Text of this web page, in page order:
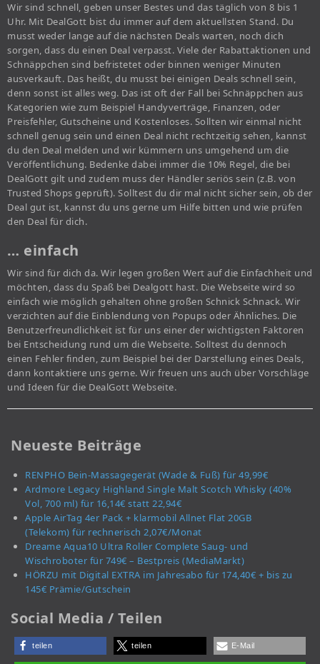
Wir sind schnell, geben unser Bestes und das täglich von 8 bis 1
Uhr. Mit DealGott bist du immer auf dem aktuellsten Stand. Du
musst weder lange auf die nächsten Deals warten, noch dich
sorgen, dass du einen Deal verpasst. Viele der Rabattaktionen und
Schnäppchen sind befristetet oder binnen weniger Minuten
ausverkauft. Das heißt, du musst bei einigen Deals schnell sein,
denn sonst ist alles weg. Das ist oft der Fall bei Schnäppchen aus
Kategorien wie zum Beispiel Handyverträge, Finanzen, oder
Preisfehler, Gutscheine und Kostenloses. Sollten wir einmal nicht
schnell genug sein und einen Deal nicht rechtzeitig sehen, kannst
du den Deal melden und wir kümmern uns umgehend um die
Veröffentlichung. Bedenke dabei immer die 10% Regel, die bei
DealGott gilt und zudem muss der Händler seriös sein (z.B. von
Trusted Shops geprüft). Solltest du dir mal nicht sicher sein, ob der
Deal gut ist, kannst du uns gerne um Hilfe bitten und wie prüfen
den Deal für dich.
… einfach
Wir sind für dich da. Wir legen großen Wert auf die Einfachheit und
möchten, dass du Spaß bei Dealgott hast. Die Webseite wird so
einfach wie möglich gehalten ohne großen Schnick Schnack. Wir
verzichten auf die Einblendung von Popups oder Ähnliches. Die
Benutzerfreundlichkeit ist für uns einer der wichtigsten Faktoren
bei Entscheidung rund um die Webseite. Solltest du dennoch
einen Fehler finden, zum Beispiel bei der Darstellung eines Deals,
dann kontaktiere uns gerne. Wir freuen uns auch über Vorschläge
und Ideen für die DealGott Webseite.
Neueste Beiträge
RENPHO Bein-Massagegerät (Wade & Fuß) für 49,99€
Ardmore Legacy Highland Single Malt Scotch Whisky (40%
Vol, 700 ml) für 16,14€ statt 22,94€
Apple AirTag 4er Pack + klarmobil Allnet Flat 20GB
(Telekom) für rechnerisch 2,07€/Monat
Dreame Aqua10 Ultra Roller Complete Saug- und
Wischroboter für 749€ – Bestpreis (MediaMarkt)
HÖRZU mit Digital EXTRA im Jahresabo für 174,40€ + bis zu
145€ Prämie/Gutschein
Social Media / Teilen
teilen teilen E-Mail